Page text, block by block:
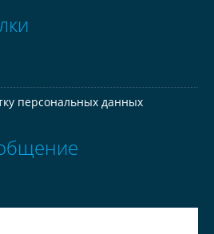
персональных данных